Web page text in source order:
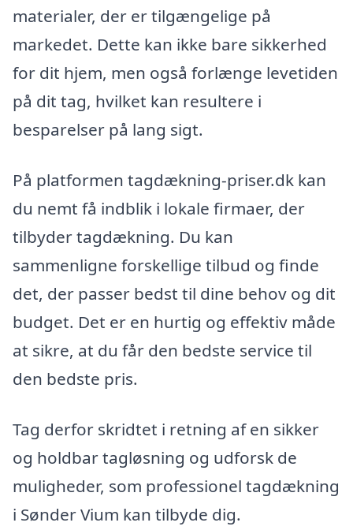
materialer, der er tilgængelige på
markedet. Dette kan ikke bare sikkerhed
for dit hjem, men også forlænge levetiden
på dit tag, hvilket kan resultere i
besparelser på lang sigt.
På platformen tagdækning-priser.dk kan
du nemt få indblik i lokale firmaer, der
tilbyder tagdækning. Du kan
sammenligne forskellige tilbud og finde
det, der passer bedst til dine behov og dit
budget. Det er en hurtig og effektiv måde
at sikre, at du får den bedste service til
den bedste pris.
Tag derfor skridtet i retning af en sikker
og holdbar tagløsning og udforsk de
muligheder, som professionel tagdækning
i Sønder Vium kan tilbyde dig.